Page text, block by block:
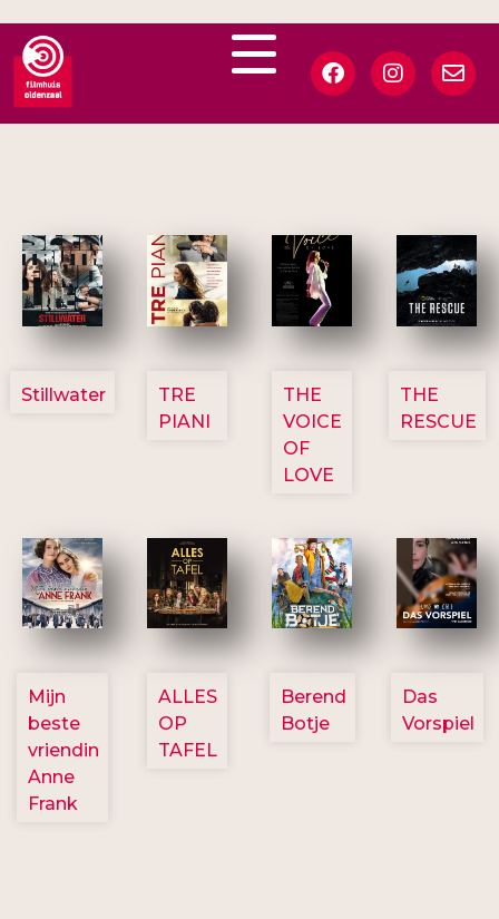
3123
Stillwater
3129
TRE
PIANI
3135
THE
VOICE
OF
LOVE
3148
THE
RESCUE
2757
Mijn
beste
vriendin
Anne
Frank
3154
ALLES
OP
TAFEL
2799
Berend
Botje
2777
Das
Vorspiel